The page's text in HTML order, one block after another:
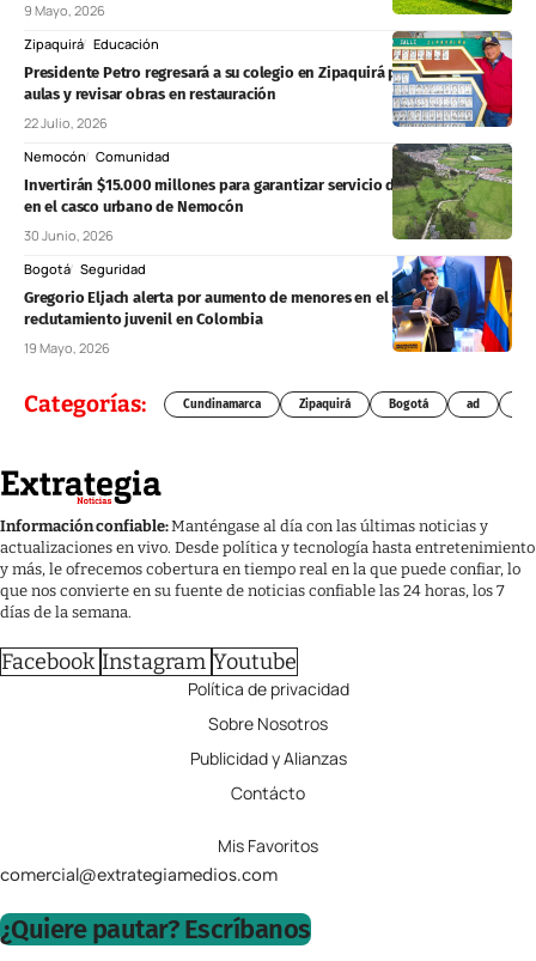
9 Mayo, 2026
Zipaquirá Educación
Presidente Petro regresará a su colegio en Zipaquirá para entregar
aulas y revisar obras en restauración
22 Julio, 2026
Nemocón Comunidad
Invertirán $15.000 millones para garantizar servicio de agua continuo
en el casco urbano de Nemocón
30 Junio, 2026
Bogotá Seguridad
Gregorio Eljach alerta por aumento de menores en el sistema penal y
reclutamiento juvenil en Colombia
19 Mayo, 2026
Categorías: Cundinamarca Zipaquirá Bogotá ad
Información confiable:Manténgase al día con las últimas noticias y
actualizaciones en vivo. Desde política y tecnología hasta entretenimiento
y más, le ofrecemos cobertura en tiempo real en la que puede confiar, lo
que nos convierte en su fuente de noticias confiable las 24 horas, los 7
días de la semana.
Facebook Instagram Youtube
Política de privacidad
Sobre Nosotros
Publicidad y Alianzas
Contácto
Mis Favoritos
comercial@extrategiamedios.com
¿Quiere pautar? Escríbanos